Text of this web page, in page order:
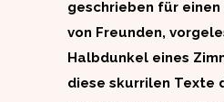
geschrieben für einen
von Freunden,
Halbdunkel eines
diese skurrilen Texte